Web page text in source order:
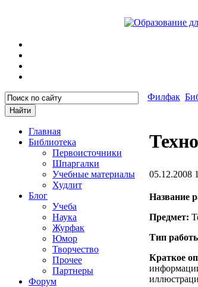
Главная
Библиотека
Первоисточники
Шпаргалки
Учебные материалы
Худлит
Блог
Учеба
Наука
Журфак
Юмор
Творчество
Прочее
Партнеры
Форум
Филфак
05.12.2008
Название
Предмет:
Тип
Краткое